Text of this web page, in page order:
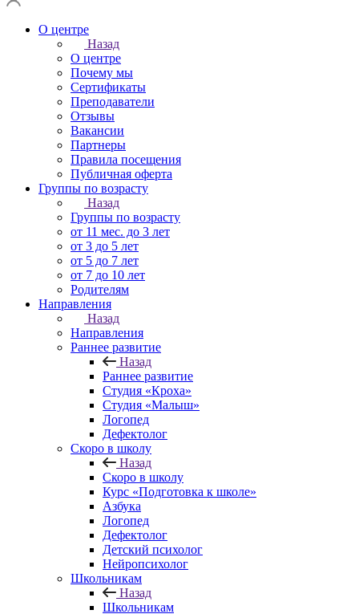
О центре
Назад
О центре
Почему мы
Сертификаты
Преподаватели
Отзывы
Вакансии
Партнеры
Правила посещения
Публичная оферта
Группы по возрасту
Назад
Группы по возрасту
от 11 мес. до 3 лет
от 3 до 5 лет
от 5 до 7 лет
от 7 до 10 лет
Родителям
Направления
Назад
Направления
Раннее развитие
Назад
Раннее развитие
Студия «Кроха»
Студия «Малыш»
Логопед
Дефектолог
Скоро в школу
Назад
Скоро в школу
Курс «Подготовка к школе»
Азбука
Логопед
Дефектолог
Детский психолог
Нейропсихолог
Школьникам
Назад
Школьникам